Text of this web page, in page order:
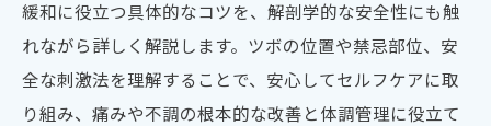
緩和に役立つ具体的なコツを、解剖学的な安全性にも触
れながら詳しく解説します。ツボの位置や禁忌部位、安
全な刺激法を理解することで、安心してセルフケアに取
り組み、痛みや不調の根本的な改善と体調管理に役立て